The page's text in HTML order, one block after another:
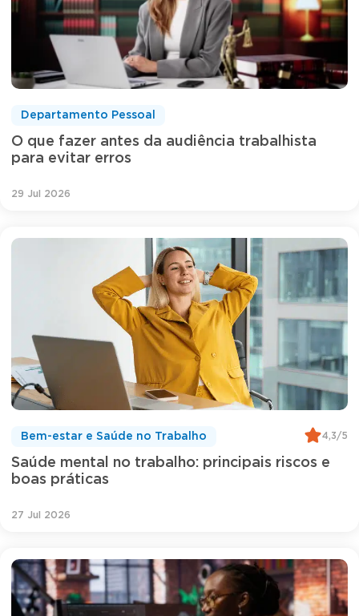
O que fazer antes da audiência trabalhista
para evitar erros
Departamento Pessoal
29 Jul 2026
Saúde mental no trabalho: principais riscos e
boas práticas
Bem-estar e Saúde no Trabalho 4,3/5
27 Jul 2026